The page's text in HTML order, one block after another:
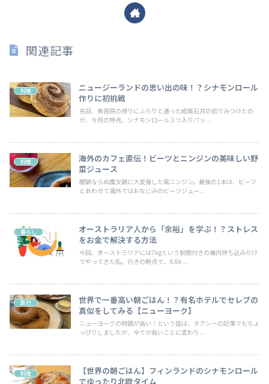
関連記事
料理
ニュージーランドの思い出の味！？シナモンロール
作りに初挑戦
先日、美容院の帰りにふらりと通った成城石井の前でみつけたの
が、今月の特売、シナモンロール３つ入りパッ...
料理
海外のカフェ直伝！ビーツとニンジンの美味しい野
菜ジュース
闇鍋ならぬ魔女鍋に大変身した紫ニンジン。最後の1本は、ビーツ
とあわせて海外ではおなじみのビーツジュー...
暮らし
オーストラリア人から「余裕」を学ぶ！？ストレス
をお金で解決する方法
今回、オーストラリアには7kgという制限付きの機内持ち込みだけ
でやってきた私。行きの時点で、6.8k...
旅行
世界で一番高い朝ごはん！？有名ホテルでセレブの
真似をしてみる【ニューヨーク】
ニューヨークの物価が高い！という話は、タクシーの記事でもちょ
っぴりしましたが、全てが高いことに変わり...
料理
【世界の朝ごはん】フィンランドのシナモンロール
でゆったり北欧タイム